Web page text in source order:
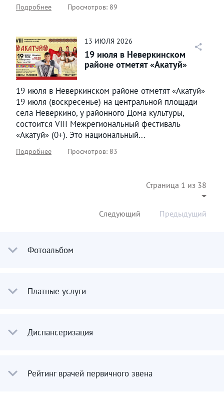
Подробнее Просмотров: 89
13 ИЮЛЯ 2026
19 июля в Неверкинском
районе отметят «Акатуй»
19 июля в Неверкинском районе отметят «Акатуй»
19 июля (воскресенье) на центральной площади
села Неверкино, у районного Дома культуры,
состоится VIII Межрегиональный фестиваль
«Акатуй» (0+). Это национальный...
Подробнее Просмотров: 83
Страница 1 из 38
Предыдущий
Следующий
Фотоальбом
Платные услуги
Диспансеризация
Рейтинг врачей первичного звена